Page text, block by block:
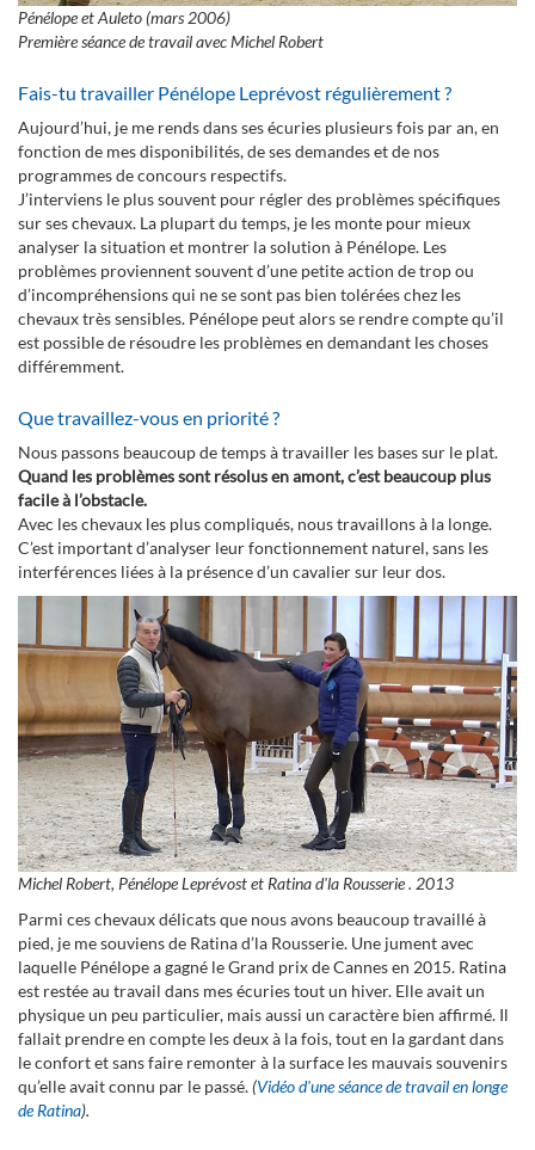
Pénélope et Auleto (mars 2006)
Première séance de travail avec Michel Robert
Fais-tu travailler Pénélope Leprévost régulièrement ?
Aujourd’hui, je me rends dans ses écuries plusieurs fois par an, en
fonction de mes disponibilités, de ses demandes et de nos
programmes de concours respectifs.
J’interviens le plus souvent pour régler des problèmes spécifiques
sur ses chevaux. La plupart du temps, je les monte pour mieux
analyser la situation et montrer la solution à Pénélope. Les
problèmes proviennent souvent d’une petite action de trop ou
d’incompréhensions qui ne se sont pas bien tolérées chez les
chevaux très sensibles. Pénélope peut alors se rendre compte qu’il
est possible de résoudre les problèmes en demandant les choses
différemment.
Que travaillez-vous en priorité ?
Nous passons beaucoup de temps à travailler les bases sur le plat.
Quand les problèmes sont résolus en amont, c’est beaucoup plus
facile à l’obstacle.
Avec les chevaux les plus compliqués, nous travaillons à la longe.
C’est important d’analyser leur fonctionnement naturel, sans les
interférences liées à la présence d’un cavalier sur leur dos.
Michel Robert, Pénélope Leprévost et Ratina d'la Rousserie . 2013
Parmi ces chevaux délicats que nous avons beaucoup travaillé à
pied, je me souviens de Ratina d’la Rousserie. Une jument avec
laquelle Pénélope a gagné le Grand prix de Cannes en 2015. Ratina
est restée au travail dans mes écuries tout un hiver. Elle avait un
physique un peu particulier, mais aussi un caractère bien affirmé. Il
fallait prendre en compte les deux à la fois, tout en la gardant dans
le confort et sans faire remonter à la surface les mauvais souvenirs
qu’elle avait connu par le passé.(Vidéo d'une séance de travail en longe
de Ratina).